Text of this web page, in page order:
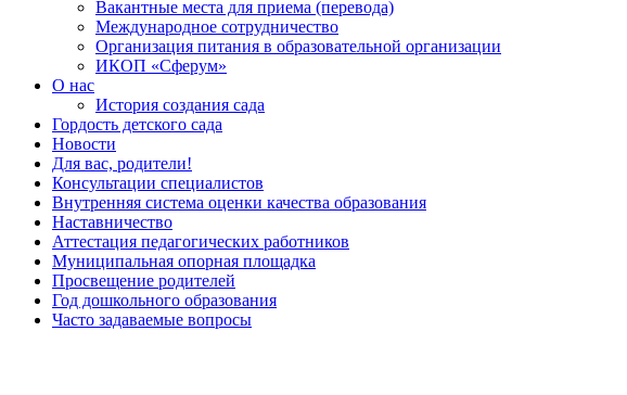
Вакантные места для приема (перевода)
Международное сотрудничество
Организация питания в образовательной организации
ИКОП «Сферум»
О нас
История создания сада
Гордость детского сада
Новости
Для вас, родители!
Консультации специалистов
Внутренняя система оценки качества образования
Наставничество
Аттестация педагогических работников
Муниципальная опорная площадка
Просвещение родителей
Год дошкольного образования
Часто задаваемые вопросы